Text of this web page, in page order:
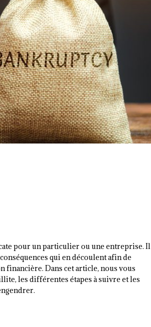
pour un particulier ou une entreprise. Il
qui en découlent afin de
Dans cet article, nous vous
les différentes étapes à suivre et les